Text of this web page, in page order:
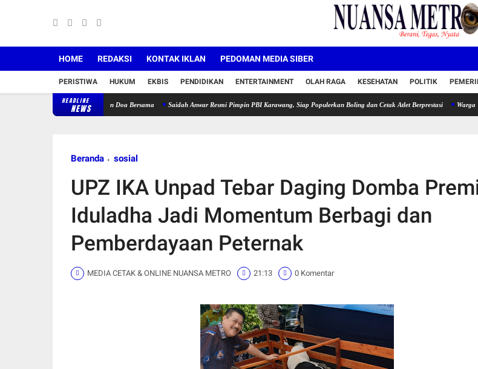
HOME REDAKSI KONTAK IKLAN PEDOMAN MEDIA SIBER
PERISTIWA HUKUM EKBIS PENDIDIKAN ENTERTAINMENT OLAH RAGA KESEHATAN POLITIK
HEADLINE
NEWS
Jompo Disertai Zikir dan Doa Bersama Saidah Anwar Resmi Pimpin PBI Karawang, Siap Populerkan Boling dan Cetak Atlet Berprestasi Warga Walahar
Beranda sosial
UPZ IKA Unpad Tebar Daging Domba
Iduladha Jadi Momentum Berbagi dan
Pemberdayaan Peternak
MEDIA CETAK & ONLINE NUANSA METRO 21:13 0 Komentar